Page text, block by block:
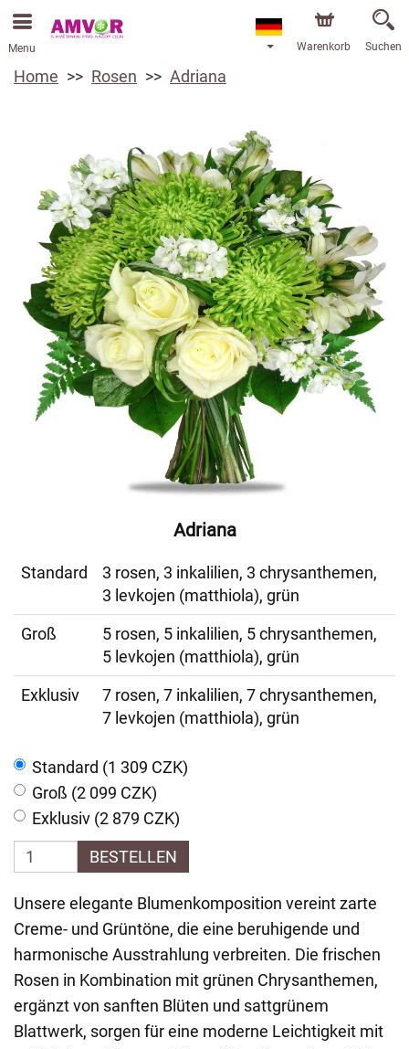
Menu Warenkorb Suchen
Home Rosen Adriana
Adriana
Standard
3 rosen, 3 inkalilien, 3 chrysanthemen,
3 levkojen (matthiola), grün
Groß
5 rosen, 5 inkalilien, 5 chrysanthemen,
5 levkojen (matthiola), grün
Exklusiv
7 rosen, 7 inkalilien, 7 chrysanthemen,
7 levkojen (matthiola), grün
Standard (1 309 CZK)
Groß (2 099 CZK)
Exklusiv (2 879 CZK)
BESTELLEN
Unsere elegante Blumenkomposition vereint zarte
Creme- und Grüntöne, die eine beruhigende und
harmonische Ausstrahlung verbreiten. Die frischen
Rosen in Kombination mit grünen Chrysanthemen,
ergänzt von sanften Blüten und sattgrünem
Blattwerk, sorgen für eine moderne Leichtigkeit mit